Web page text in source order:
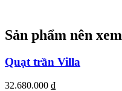
Sản phẩm nên xem
Quạt trần Villa
32.680.000 ₫